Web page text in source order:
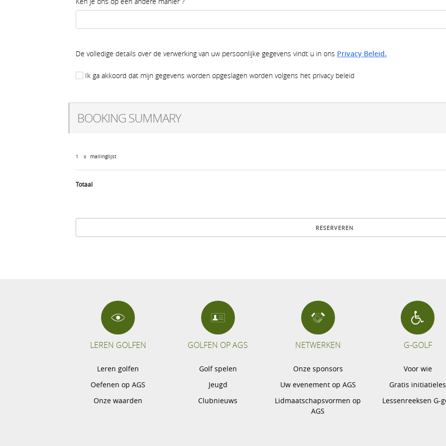
De volledige details over de verwerking van uw persoonlijke gegevens vindt u in ons Privacy Beleid.
Ik ga akkoord dat mijn gegevens worden opgeslagen worden volgens het privacy beleid
BOOKING SUMMARY
1 x mailinglijst
Totaal
LEREN GOLFEN
Leren golfen
Oefenen op AGS
Onze waarden
GOLFEN OP AGS
Golf spelen
Jeugd
Clubnieuws
NETWERKEN
Onze sponsors
Uw evenement op AGS
Lidmaatschapsvormen op
AGS
G-GOLF
Voor wie
Gratis initiatieles
Lessenreeksen G-